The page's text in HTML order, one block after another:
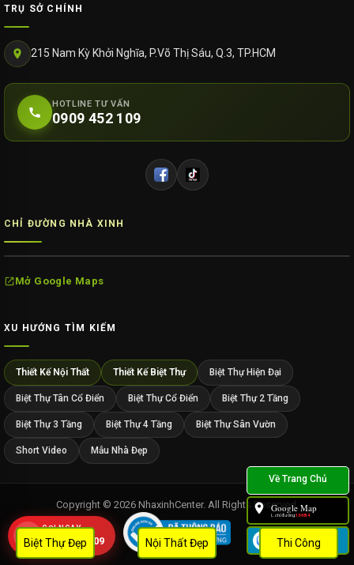
Biệt Thự Đẹp Nội Thất Đẹp Thi Công
TRỤ SỞ CHÍNH
215 Nam Kỳ Khởi Nghĩa, P.Võ Thị Sáu, Q.3, TP.HCM
HOTLINE TƯ VẤN
0909 452 109
CHỈ ĐƯỜNG NHÀ XINH
Mở Google Maps
XU HƯỚNG TÌM KIẾM
Thiết Kế Nội Thất Thiết Kế Biệt Thự Biệt Thự Hiện Đại
Biệt Thự Tân Cổ Điển Biệt Thự Cổ Điển Biệt Thự 2 Tầng
Biệt Thự 3 Tầng Biệt Thự 4 Tầng Biệt Thự Sân Vườn
Short Video Mẫu Nhà Đẹp
Copyright © 2026 NhaxinhCenter. All Rights Reserved.Google Map
L.chỉ đường:134814
Zalo
GỌI NGAY
0909 452 109